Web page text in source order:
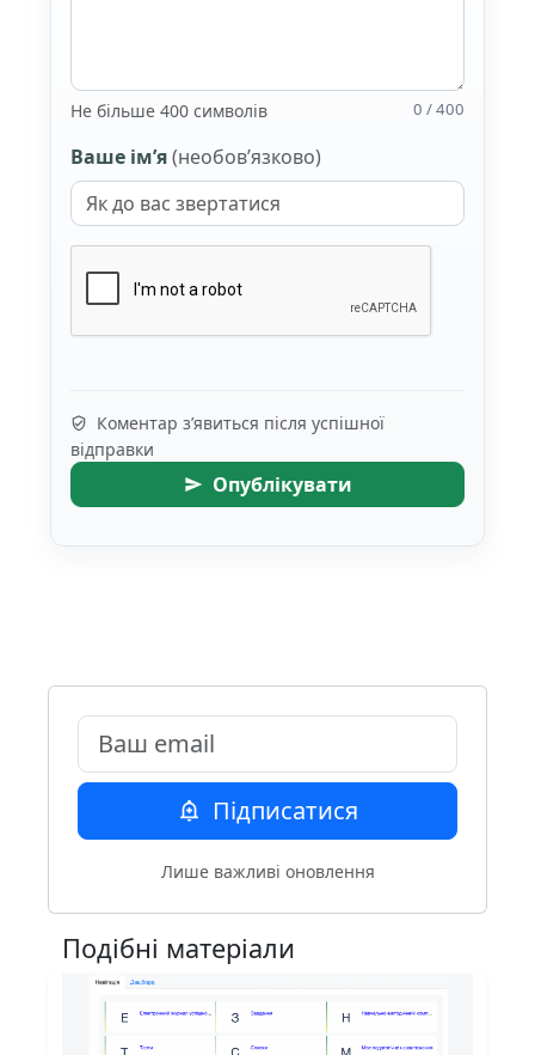
Не більше 400 символів 0 / 400
Ваше ім’я(необов’язково)
Коментар з’явиться після успішної
відправки
Опублікувати
Email
Підписатися
Лише важливі оновлення
Подібні матеріали